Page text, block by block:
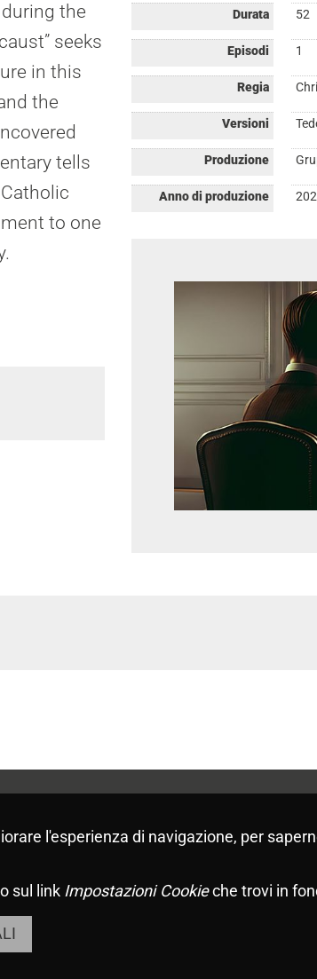
the
seeks
in this
the
tells
to one
Durata 52
Episodi 1
Regia
Versioni
Produzione
Anno di produzione
l'esperienza di navigazione, per
sul link Impostazioni Cookieche trovi in